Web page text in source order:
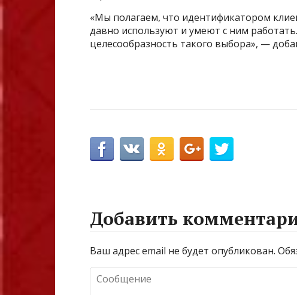
«Мы полагаем, что идентификатором
давно используют и умеют с ним
целесообразность такого выбора», —
Добавить
Ваш адрес email не будет опубликован.